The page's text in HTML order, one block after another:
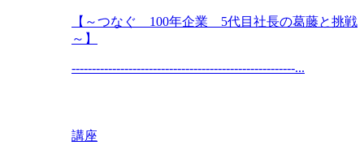
【～つなぐ 100年企業 5代目社長の葛藤と挑戦
～】
--------------------------------------------------‐----...
講座